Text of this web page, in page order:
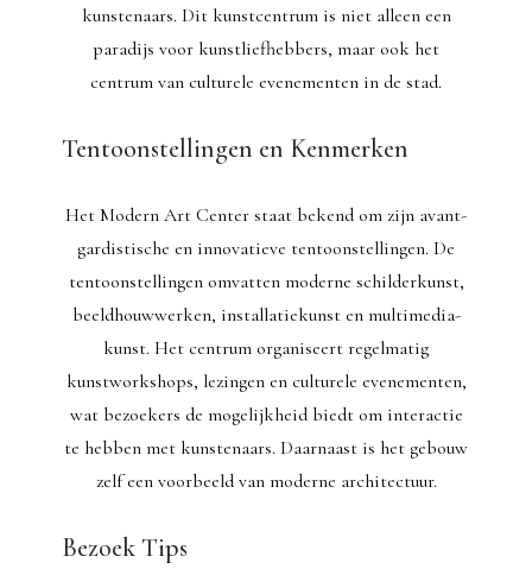
kunstenaars. Dit kunstcentrum is niet alleen een
paradijs voor kunstliefhebbers, maar ook het
centrum van culturele evenementen in de stad.
Tentoonstellingen en Kenmerken
Het Modern Art Center staat bekend om zijn avant-
gardistische en innovatieve tentoonstellingen. De
tentoonstellingen omvatten moderne schilderkunst,
beeldhouwwerken, installatiekunst en multimedia-
kunst. Het centrum organiseert regelmatig
kunstworkshops, lezingen en culturele evenementen,
wat bezoekers de mogelijkheid biedt om interactie
te hebben met kunstenaars. Daarnaast is het gebouw
zelf een voorbeeld van moderne architectuur.
Bezoek Tips